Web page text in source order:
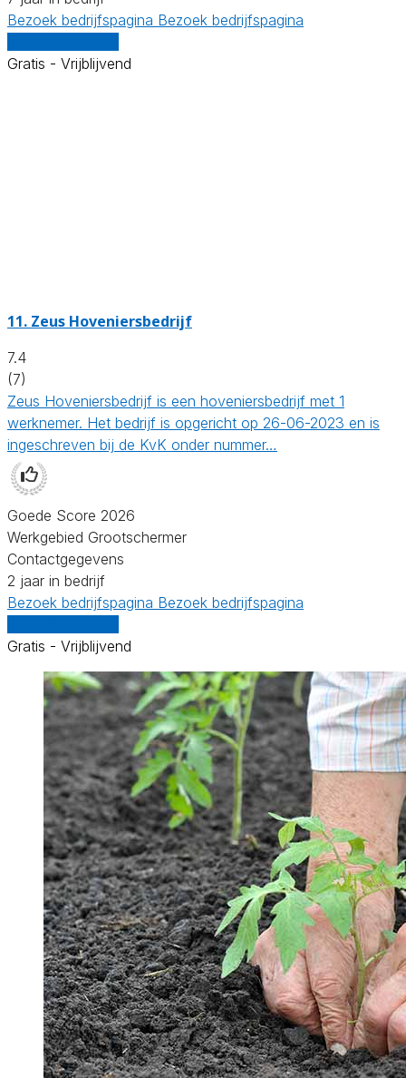
Bezoek bedrijfspagina Bezoek bedrijfspagina
Gratis - Vrijblijvend
11. Zeus Hoveniersbedrijf
7.4
(7)
Zeus Hoveniersbedrijf is een hoveniersbedrijf met 1
werknemer. Het bedrijf is opgericht op 26-06-2023 en is
ingeschreven bij de KvK onder nummer…
Goede Score 2026
Werkgebied Grootschermer
Contactgegevens
2 jaar in bedrijf
Bezoek bedrijfspagina Bezoek bedrijfspagina
Gratis - Vrijblijvend